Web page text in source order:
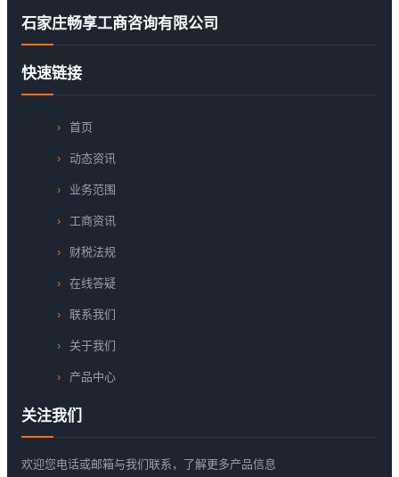
石家庄畅享工商咨询有限公司
快速链接
首页
动态资讯
业务范围
工商资讯
财税法规
在线答疑
联系我们
关于我们
产品中心
关注我们
欢迎您电话或邮箱与我们联系，了解更多产品信息